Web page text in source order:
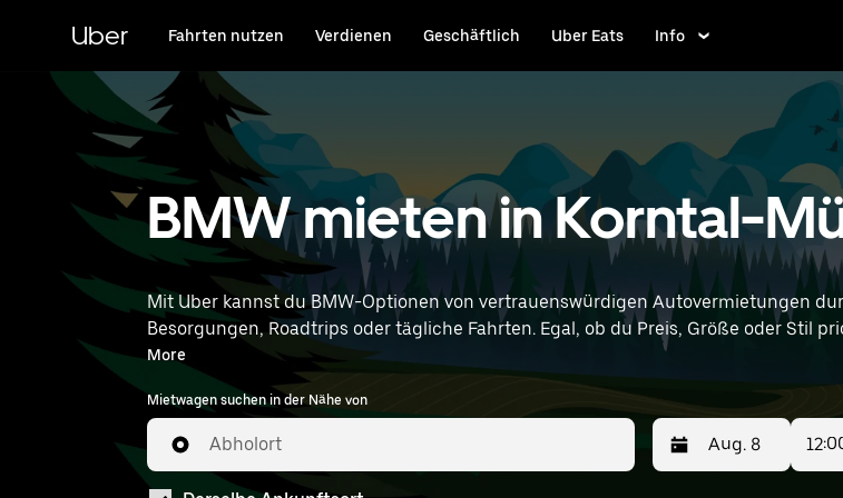
HauptinhaltUber Fahrten nutzen Verdienen Geschäftlich Uber Eats Info
BMW mieten in Korntal-
Mit Uber kannst du BMW-Optionen von vertrauenswürdigen Autovermietungen
Besorgungen, Roadtrips oder tägliche Fahrten. Egal, ob du Preis, Größe oder Stil
entsprechen. Gib deine Zeit- und Standortangaben (z. B. Stuttgart Airport)
More
Mietwagen suchen in der Nähe von
Abholort